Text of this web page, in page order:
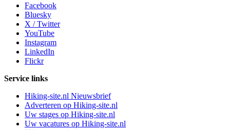
Facebook
Bluesky
X / Twitter
YouTube
Instagram
LinkedIn
Flickr
Service links
Hiking-site.nl Nieuwsbrief
Adverteren op Hiking-site.nl
Uw stages op Hiking-site.nl
Uw vacatures op Hiking-site.nl